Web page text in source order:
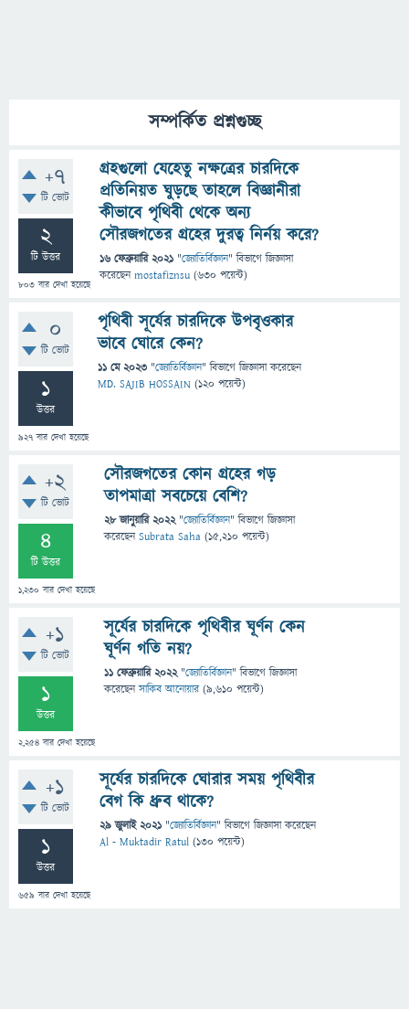
সম্পর্কিত প্রশ্নগুচ্ছ
+7
টি ভোট
2
টি উত্তর
803 বার দেখা হয়েছে
গ্রহগুলো যেহেতু নক্ষত্রের চারদিকে
প্রতিনিয়ত ঘুড়ছে তাহলে বিজ্ঞানীরা
কীভাবে পৃথিবী থেকে অন্য
সৌরজগতের গ্রহের দুরত্ব নির্নয় করে?
16 ফেব্রুয়ারি 2021 "জ্যোতির্বিজ্ঞান" বিভাগে জিজ্ঞাসা
করেছেনmostafiznsu (630 পয়েন্ট)
0
টি ভোট
1
উত্তর
927 বার দেখা হয়েছে
পৃথিবী সূর্যের চারদিকে উপবৃওকার
ভাবে ঘোরে কেন?
11 মে 2023 "জ্যোতির্বিজ্ঞান" বিভাগে জিজ্ঞাসাকরেছেন
MD. SAJIB HOSSAIN (120 পয়েন্ট)
+2
টি ভোট
4
টি উত্তর
1,230 বার দেখা হয়েছে
সৌরজগতের কোন গ্রহের গড়
তাপমাত্রা সবচেয়ে বেশি?
28 জানুয়ারি 2022 "জ্যোতির্বিজ্ঞান" বিভাগে জিজ্ঞাসা
করেছেনSubrata Saha (15,210 পয়েন্ট)
+1
টি ভোট
1
উত্তর
2,254 বার দেখা হয়েছে
সূর্যের চারদিকে পৃথিবীর ঘূর্ণন কেন
ঘূর্ণন গতি নয়?
11 ফেব্রুয়ারি 2022 "জ্যোতির্বিজ্ঞান" বিভাগে জিজ্ঞাসা
করেছেনসাকিব আনোয়ার (9,610 পয়েন্ট)
+1
টি ভোট
1
উত্তর
659 বার দেখা হয়েছে
সূর্যের চারদিকে ঘোরার সময় পৃথিবীর
বেগ কি ধ্রুব থাকে?
29 জুলাই 2021 "জ্যোতির্বিজ্ঞান" বিভাগে জিজ্ঞাসাকরেছেন
Al - Muktadir Ratul (130 পয়েন্ট)